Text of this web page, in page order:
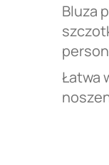
Bluza
Łatwa